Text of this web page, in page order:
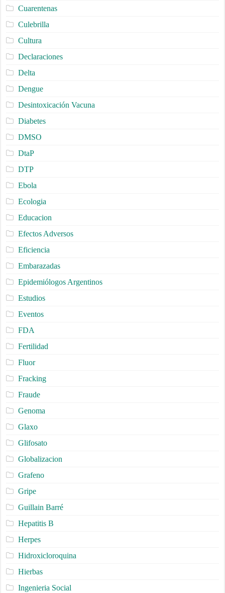
Cuarentenas
Culebrilla
Cultura
Declaraciones
Delta
Dengue
Desintoxicación Vacuna
Diabetes
DMSO
DtaP
DTP
Ebola
Ecologia
Educacion
Efectos Adversos
Eficiencia
Embarazadas
Epidemiólogos Argentinos
Estudios
Eventos
FDA
Fertilidad
Fluor
Fracking
Fraude
Genoma
Glaxo
Glifosato
Globalizacion
Grafeno
Gripe
Guillain Barré
Hepatitis B
Herpes
Hidroxicloroquina
Hierbas
Ingenieria Social